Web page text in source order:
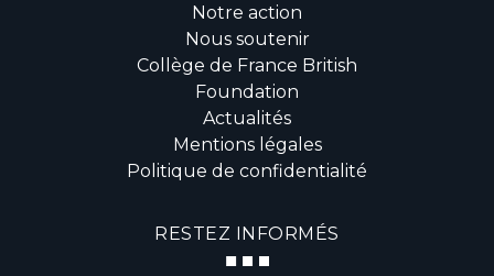
Notre action
Nous soutenir
Collège de France British
Foundation
Actualités
Mentions légales
Politique de confidentialité
RESTEZ INFORMÉS